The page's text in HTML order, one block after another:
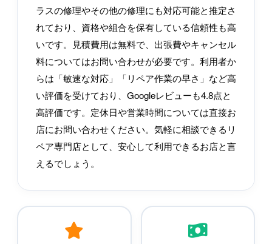
ラスの修理やその他の修理にも対応可能と推定さ
れており、資格や組合を保有している信頼性も高
いです。見積費用は無料で、出張費やキャンセル
料についてはお問い合わせが必要です。利用者か
らは「敏速な対応」「リペア作業の早さ」など高
い評価を受けており、Googleレビューも4.8点と
高評価です。定休日や営業時間については直接お
店にお問い合わせください。気軽に相談できるリ
ペア専門店として、安心して利用できるお店と言
えるでしょう。